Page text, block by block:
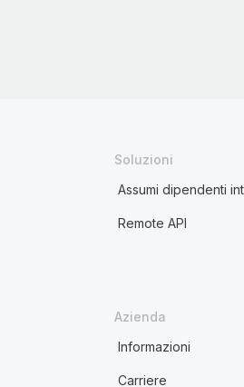
Soluzioni
Assumi dipendenti
Remote API
Azienda
Informazioni
Carriere